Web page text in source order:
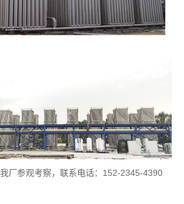
厂参观考察，联系电话：152-2345-4390